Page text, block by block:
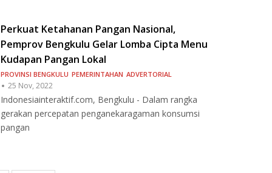
Perkuat Ketahanan Pangan Nasional,
Pemprov Bengkulu Gelar Lomba Cipta Menu
Kudapan Pangan Lokal
PROVINSI BENGKULU PEMERINTAHAN ADVERTORIAL
25 Nov, 2022
Indonesiainteraktif.com, Bengkulu - Dalam rangka
gerakan percepatan penganekaragaman konsumsi
pangan